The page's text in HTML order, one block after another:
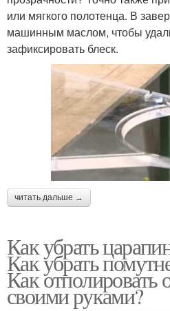
или мягкого полотенца. В
машинным маслом, чтобы
зафиксировать блеск.
читать дальше →
Как убрать
Как убрать
Как отполировать
своими руками?